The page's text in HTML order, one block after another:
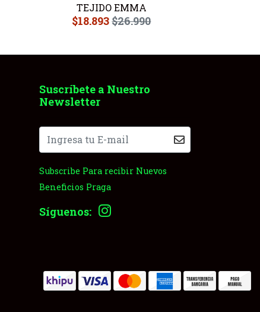
TEJIDO EMMA
$18.893$26.990
Suscríbete a Nuestro
Newsletter
Subscribe Para recibir Nuevos
Beneficios Praga
Síguenos: